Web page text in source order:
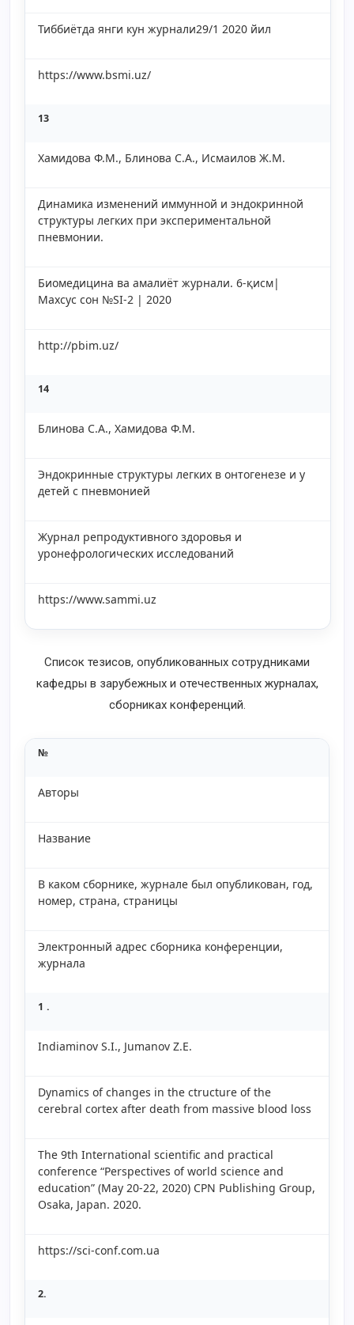
Тиббиётда янги кун журнали29/1 2020 йил
https://www.bsmi.uz/
13
Хамидова Ф.М., Блинова С.А., Исмаилов Ж.М.
Динамика изменений иммунной и эндокринной
структуры легких при экспериментальной
пневмонии.
Биомедицина ва амалиёт журнали. 6-қисм|
Махсус сон №SI-2 | 2020
http://pbim.uz/
14
Блинова С.А., Хамидова Ф.М.
Эндокринные структуры легких в онтогенезе и у
детей с пневмонией
Журнал репродуктивного здоровья и
уронефрологических исследований
https://www.sammi.uz
Список тезисов, опубликованных сотрудниками
кафедры в зарубежных и отечественных журналах,
сборниках конференций.
№
Авторы
Название
В каком сборнике, журнале был опубликован, год,
номер, страна, страницы
Электронный адрес сборника конференции,
журнала
1 .
Indiaminov S.I., Jumanov Z.E.
Dynamics of changes in the ctructure of the
cerebral cortex after death from massive blood loss
The 9th International scientific and practical
conference “Perspectives of world science and
education” (May 20-22, 2020) CPN Publishing Group,
Osaka, Japan. 2020.
https://sci-conf.com.ua
2.